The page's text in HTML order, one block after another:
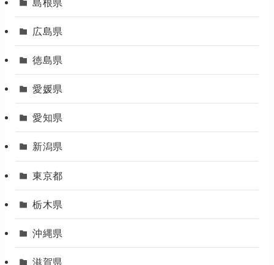
広島県
徳島県
愛媛県
愛知県
新潟県
東京都
栃木県
沖縄県
滋賀県